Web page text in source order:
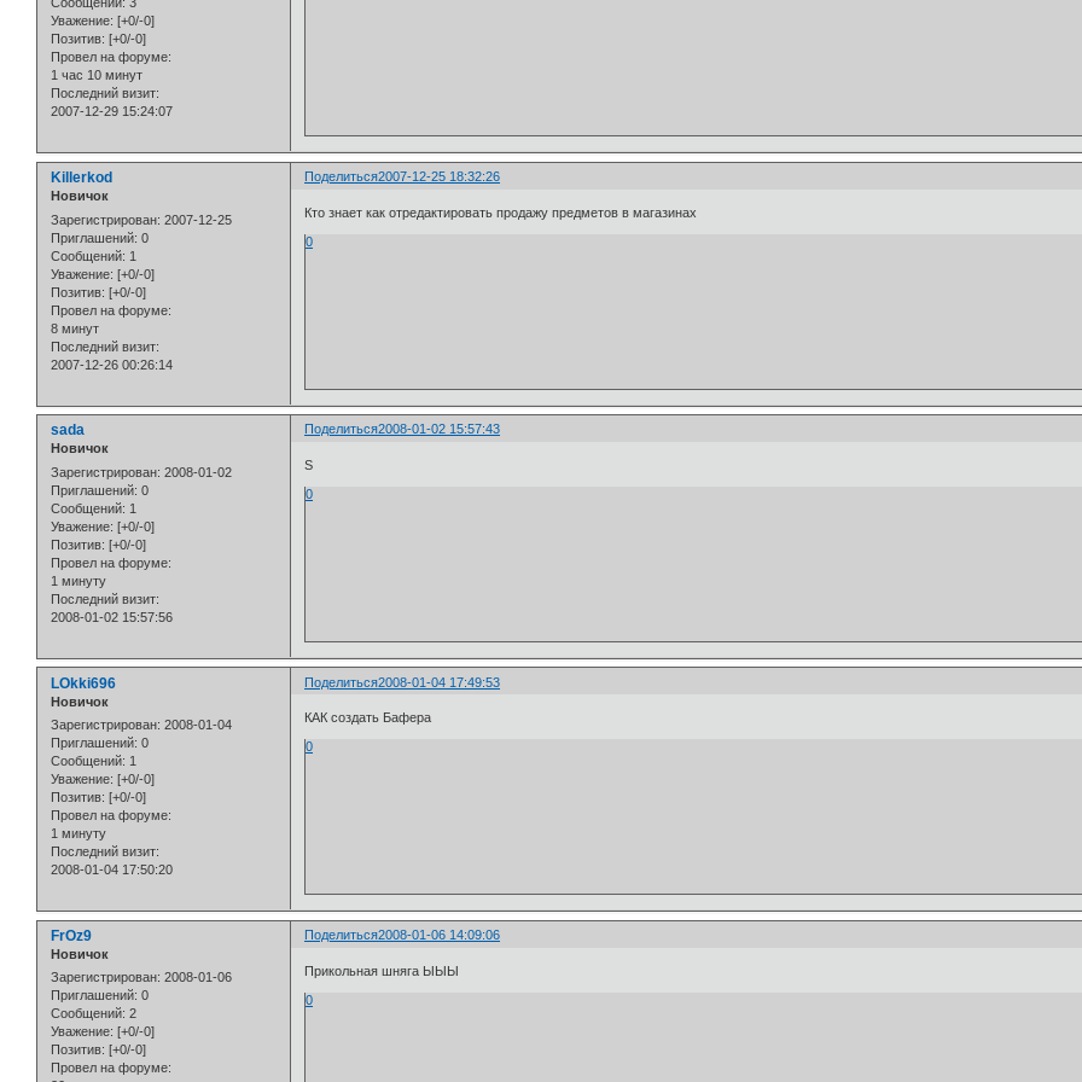
Уважение: [+0/-0]
Позитив: [+0/-0]
Провел на форуме:
1 час 10 минут
Последний визит:
2007-12-29 15:24:07
Поделиться2007-12-25 18:32:26
Killerkod
Новичок
Зарегистрирован: 2007-12-25
Приглашений: 0
Сообщений: 1
Уважение: [+0/-0]
Позитив: [+0/-0]
Провел на форуме:
8 минут
Последний визит:
2007-12-26 00:26:14
Кто знает как отредактировать продажу предметов в магазинах
0
Поделиться2008-01-02 15:57:43
sada
Новичок
Зарегистрирован: 2008-01-02
Приглашений: 0
Сообщений: 1
Уважение: [+0/-0]
Позитив: [+0/-0]
Провел на форуме:
1 минуту
Последний визит:
2008-01-02 15:57:56
S
0
Поделиться2008-01-04 17:49:53
LOkki696
Новичок
Зарегистрирован: 2008-01-04
Приглашений: 0
Сообщений: 1
Уважение: [+0/-0]
Позитив: [+0/-0]
Провел на форуме:
1 минуту
Последний визит:
2008-01-04 17:50:20
КАК создать Бафера
0
Поделиться2008-01-06 14:09:06
FrOz9
Новичок
Зарегистрирован: 2008-01-06
Приглашений: 0
Сообщений: 2
Уважение: [+0/-0]
Позитив: [+0/-0]
Провел на форуме:
Прикольная шняга ЫЫЫ
0